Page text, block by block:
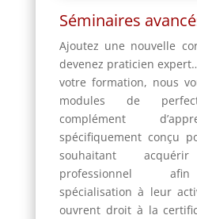
Séminaires
Ajoutez une nouvelle
devenez praticien expert
votre formation, nous
modules de
complément
spécifiquement conçu
souhaitant
professionnel afin
spécialisation à leur
ouvrent droit à la